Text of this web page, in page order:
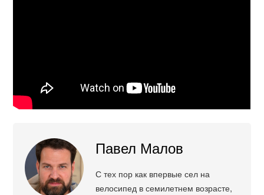
Павел Малов
С тех пор как впервые сел на
велосипед в семилетнем возрасте,